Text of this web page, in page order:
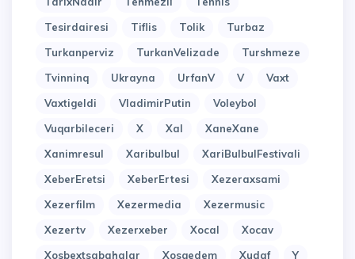
Tesirdairesi
Tiflis Tolik
Turbaz
Turkanperviz
TurkanVelizade
Turshmeze
Tvinninq
Ukrayna UrfanV V
Vaxt
Vaxtigeldi
VladimirPutin
Voleybol
Vuqarbileceri
X Xal
XaneXane
Xanimresul
Xaribulbul
XariBulbulFestivali
XeberEretsi
XeberErtesi
Xezeraxsami
Xezerfilm
Xezermedia
Xezermusic
Xezertv
Xezerxeber Xocal
Xocav
Xosbextsabahalar
Xosqedem Xudaf
Y